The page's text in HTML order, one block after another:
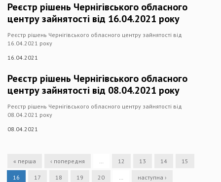
Реєстр рішень Чернігівського обласного
центру зайнятості від 16.04.2021 року
Реєстр рішень Чернігівського обласного центру зайнятості від
16.04.2021 року
16.04.2021
Реєстр рішень Чернігівського обласного
центру зайнятості від 08.04.2021 року
Реєстр рішень Чернігівського обласного центру зайнятості від
08.04.2021 року
08.04.2021
« перша ‹ попередня … 12 13 14 15
16 17 18 19 20 … наступна ›